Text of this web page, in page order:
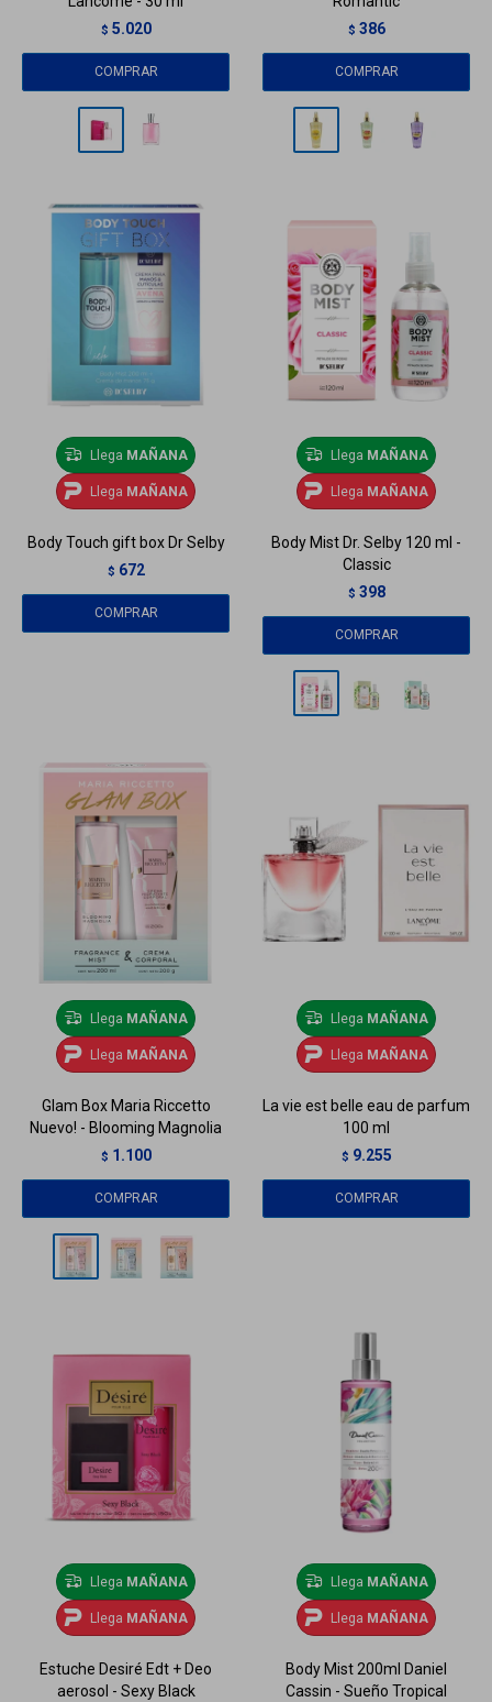
$ 5.020 $ 386
Llega MAÑANA
Llega MAÑANA
Body Touch gift box Dr Selby
$ 672
Llega MAÑANA
Llega MAÑANA
Body Mist Dr. Selby 120 ml -
Classic
$ 398
Llega MAÑANA
Llega MAÑANA
Glam Box Maria Riccetto
Nuevo! - Blooming Magnolia
$ 1.100
Llega MAÑANA
Llega MAÑANA
La vie est belle eau de parfum
100 ml
$ 9.255
Llega MAÑANA
Llega MAÑANA
Estuche Desiré Edt + Deo
aerosol - Sexy Black
Llega MAÑANA
Llega MAÑANA
Body Mist 200ml Daniel
Cassin - Sueño Tropical